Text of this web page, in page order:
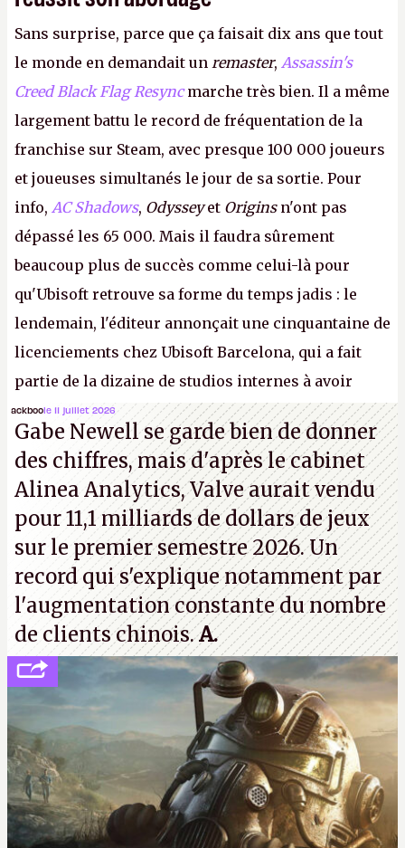
Sans surprise, parce que ça faisait dix ans que tout
le monde en demandait un remaster, Assassin's
Creed Black Flag Resyncmarche très bien. Il a même
largement battu le record de fréquentation de la
franchise sur Steam, avec presque 100 000 joueurs
et joueuses simultanés le jour de sa sortie. Pour
info, AC Shadows, Odysseyet Originsn'ont pas
dépassé les 65 000. Mais il faudra sûrement
beaucoup plus de succès comme celui-là pour
qu'Ubisoft retrouve sa forme du temps jadis : le
lendemain, l'éditeur annonçait une cinquantaine de
licenciements chez Ubisoft Barcelona, qui a fait
partie de la dizaine de studios internes à avoir
travaillé sur cetAssassin's Creedsous la direction
d'Ubisoft Singapour.A.
ackboole 11 juillet 2026
Gabe Newell se garde bien de donner
des chiffres, mais d'après le cabinet
Alinea Analytics, Valve aurait vendu
pour 11,1 milliards de dollars de jeux
sur le premier semestre 2026. Un
record qui s'explique notamment par
l'augmentation constante du nombre
de clients chinois.A.